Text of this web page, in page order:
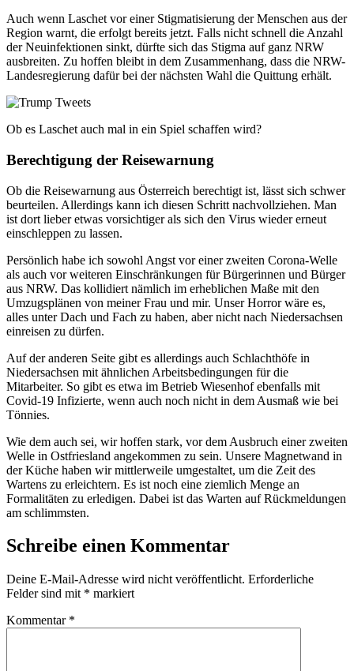
Auch wenn Laschet vor einer Stigmatisierung der Menschen aus der
Region warnt, die erfolgt bereits jetzt. Falls nicht schnell die Anzahl
der Neuinfektionen sinkt, dürfte sich das Stigma auf ganz NRW
ausbreiten. Zu hoffen bleibt in dem Zusammenhang, dass die NRW-
Landesregierung dafür bei der nächsten Wahl die Quittung erhält.
Ob es Laschet auch mal in ein Spiel schaffen wird?
Berechtigung der Reisewarnung
Ob die Reisewarnung aus Österreich berechtigt ist, lässt sich schwer
beurteilen. Allerdings kann ich diesen Schritt nachvollziehen. Man
ist dort lieber etwas vorsichtiger als sich den Virus wieder erneut
einschleppen zu lassen.
Persönlich habe ich sowohl Angst vor einer zweiten Corona-Welle
als auch vor weiteren Einschränkungen für Bürgerinnen und Bürger
aus NRW. Das kollidiert nämlich im erheblichen Maße mit den
Umzugsplänen von meiner Frau und mir. Unser Horror wäre es,
alles unter Dach und Fach zu haben, aber nicht nach Niedersachsen
einreisen zu dürfen.
Auf der anderen Seite gibt es allerdings auch Schlachthöfe in
Niedersachsen mit ähnlichen Arbeitsbedingungen für die
Mitarbeiter. So gibt es etwa im Betrieb Wiesenhof ebenfalls mit
Covid-19 Infizierte, wenn auch noch nicht in dem Ausmaß wie bei
Tönnies.
Wie dem auch sei, wir hoffen stark, vor dem Ausbruch einer zweiten
Welle in Ostfriesland angekommen zu sein. Unsere Magnetwand in
der Küche haben wir mittlerweile umgestaltet, um die Zeit des
Wartens zu erleichtern. Es ist noch eine ziemlich Menge an
Formalitäten zu erledigen. Dabei ist das Warten auf Rückmeldungen
am schlimmsten.
Schreibe einen Kommentar
Deine E-Mail-Adresse wird nicht veröffentlicht. Erforderliche
Felder sind mit * markiert
Kommentar *